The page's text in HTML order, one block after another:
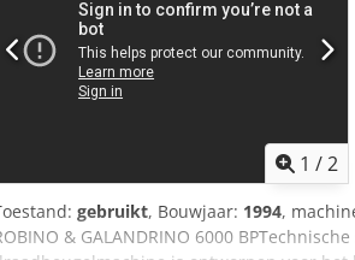
1 /2
gebruikt, Bouwjaar: 1994,
& GALANDRINO 6000